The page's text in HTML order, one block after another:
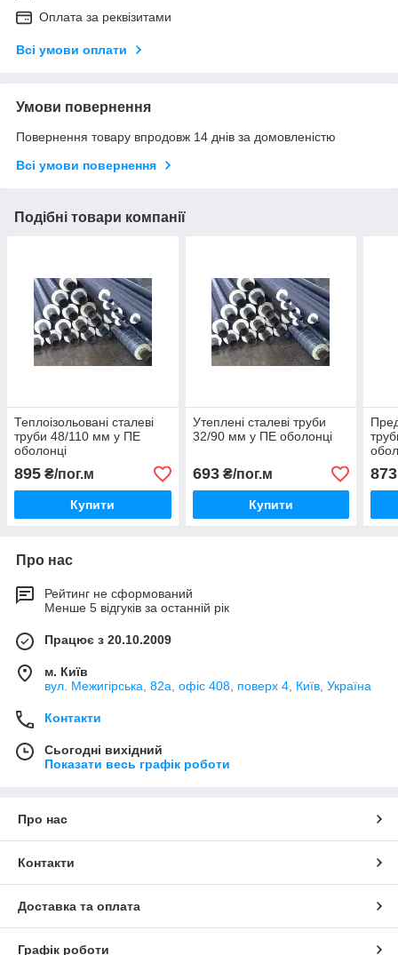
Оплата за реквізитами
Всі умови оплати
Умови повернення
Повернення товару впродовж 14 днів за домовленістю
Всі умови повернення
Подібні товари компанії
Теплоізольовані сталеві
труби 48/110 мм у ПЕ
оболонці
895 ₴/пог.м
Купити
Утеплені сталеві труби
32/90 мм у ПЕ оболонці
693₴/пог.м
Купити
873
Про нас
Рейтинг не сформований
Менше 5 відгуків за останній рік
Працює з 20.10.2009
м. Київ
вул. Межигірська, 82а, офіс 408, поверх 4, Київ, Україна
Контакти
Сьогодні вихідний
Показати весь графік роботи
Про нас
Контакти
Доставка та оплата
Графік роботи